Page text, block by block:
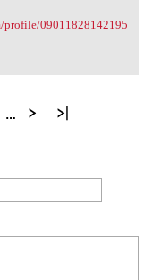
profile/09011828142195
…